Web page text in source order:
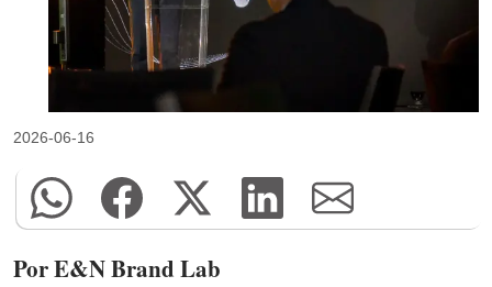
2026-06-16
Por E&N Brand Lab